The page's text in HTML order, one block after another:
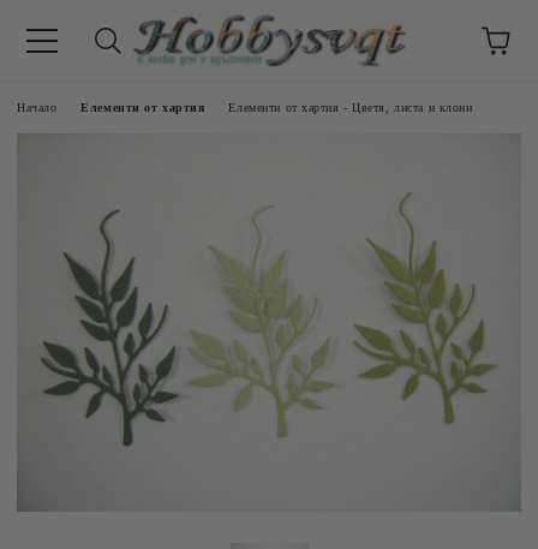
Начало Елементи от хартия Елементи от хартия - Цветя, листа и клони